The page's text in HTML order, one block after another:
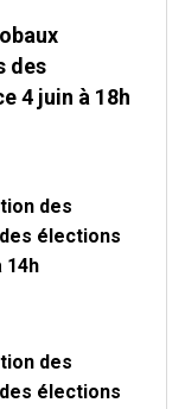
des
4 juin à 18h
des
élections
14h
des
élections